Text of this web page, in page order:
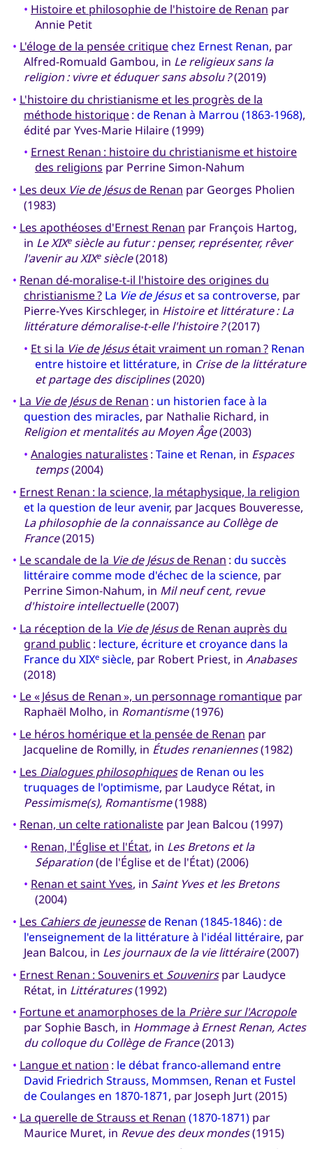
• Histoire et philosophie de l'histoire de Renan par
Annie Petit
• L'éloge de la pensée critiquechez Ernest Renan, par
Alfred-Romuald Gambou, in Le religieux sans la
religion : vivre et éduquer sans absolu ?(2019)
• L'histoire du christianisme et les progrès de la
méthode historique: de Renan à Marrou (1863-1968),
édité par Yves-Marie Hilaire (1999)
• Ernest Renan : histoire du christianisme et histoire
des religions par Perrine Simon-Nahum
• Les deux Vie de Jésusde Renan par Georges Pholien
(1983)
• Les apothéoses d'Ernest Renan par François Hartog,
in Le XIXesiècle au futur : penser, représenter, rêver
l'avenir au XIXesiècle(2018)
• Renan dé-moralise-t-il l'histoire des origines du
christianisme ? La Vie de Jésuset sa controverse, par
Pierre-Yves Kirschleger, in Histoire et littérature : La
littérature démoralise-t-elle l'histoire ?(2017)
• Et si la Vie de Jésusétait vraiment un roman ? Renan
entre histoire et littérature, in Crise de la littérature
et partage des disciplines(2020)
• La Vie de Jésusde Renan : un historien face à la
question des miracles, par Nathalie Richard, in
Religion et mentalités au Moyen Âge(2003)
• Analogies naturalistes : Taine et Renan, in Espaces
temps(2004)
• Ernest Renan : la science, la métaphysique, la religion
et la question de leur avenir, par Jacques Bouveresse,
La philosophie de la connaissance au Collège de
France(2015)
• Le scandale de la Vie de Jésusde Renan : du succès
littéraire comme mode d'échec de la science, par
Perrine Simon-Nahum, in Mil neuf cent, revue
d'histoire intellectuelle(2007)
• La réception de la Vie de Jésusde Renan auprès du
grand public : lecture, écriture et croyance dans la
France du XIXesiècle, par Robert Priest, in Anabases
(2018)
• Le « Jésus de Renan », un personnage romantiquepar
Raphaël Molho, in Romantisme(1976)
• Le héros homérique et la pensée de Renan par
Jacqueline de Romilly, in Études renaniennes(1982)
• Les Dialogues philosophiquesde Renan ou les
truquages de l'optimisme, par Laudyce Rétat, in
Pessimisme(s), Romantisme(1988)
• Renan, un celte rationalistepar Jean Balcou (1997)
• Renan, l'Église et l'État, in Les Bretons et la
Séparation(de l'Église et de l'État) (2006)
• Renan et saint Yves, in Saint Yves et les Bretons
(2004)
• Les Cahiers de jeunessede Renan (1845-1846) : de
l'enseignement de la littérature à l'idéal littéraire, par
Jean Balcou, in Les journaux de la vie littéraire(2007)
• Ernest Renan : Souvenirs et Souvenirspar Laudyce
Rétat, in Littératures(1992)
• Fortune et anamorphoses de la Prière sur l'Acropole
par Sophie Basch, in Hommage à Ernest Renan, Actes
du colloque du Collège de France(2013)
• Langue et nation : le débat franco-allemand entre
David Friedrich Strauss, Mommsen, Renan et Fustel
de Coulanges en 1870-1871, par Joseph Jurt (2015)
• La querelle de Strauss et Renan (1870-1871)par
Maurice Muret, in Revue des deux mondes(1915)